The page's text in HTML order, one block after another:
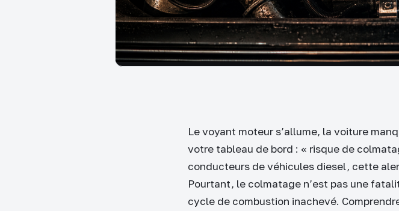
Le voyant moteur s’allume, la voiture
votre tableau de bord : « risque de
conducteurs de véhicules diesel, cette
Pourtant, le colmatage n’est pas une
cycle de combustion inachevé.